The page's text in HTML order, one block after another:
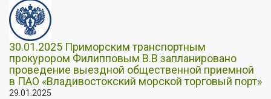
30.01.2025 Приморским транспортным
прокурором Филипповым В.В запланировано
проведение выездной общественной приемной
в ПАО «Владивостокский морской торговый порт»
29.01.2025